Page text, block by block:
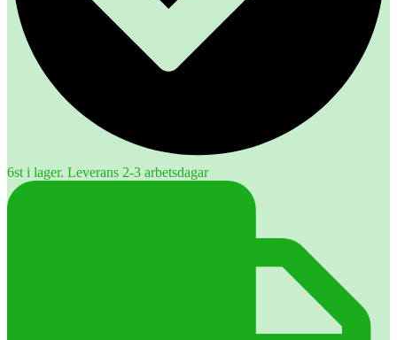
6st i lager. Leverans 2-3 arbetsdagar